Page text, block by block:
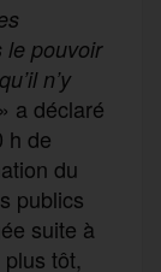
le pouvoir
n’y
a déclaré
h de
du
publics
suite à
tôt,